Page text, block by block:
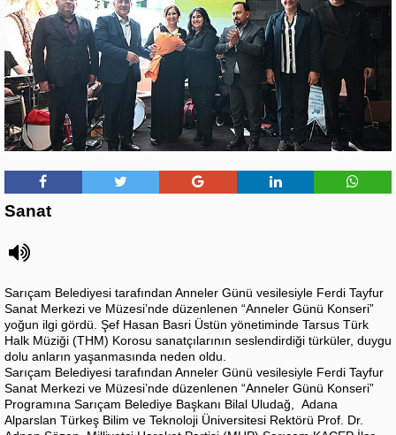
Sanat
Sarıçam Belediyesi tarafından Anneler Günü vesilesiyle Ferdi Tayfur
Sanat Merkezi ve Müzesi’nde düzenlenen “Anneler Günü Konseri”
yoğun ilgi gördü. Şef Hasan Basri Üstün yönetiminde Tarsus Türk
Halk Müziği (THM) Korosu sanatçılarının seslendirdiği türküler, duygu
dolu anların yaşanmasında neden oldu.
Sarıçam Belediyesi tarafından Anneler Günü vesilesiyle Ferdi Tayfur
Sanat Merkezi ve Müzesi’nde düzenlenen “Anneler Günü Konseri”
Programına Sarıçam Belediye Başkanı Bilal Uludağ, Adana
Alparslan Türkeş Bilim ve Teknoloji Üniversitesi Rektörü Prof. Dr.